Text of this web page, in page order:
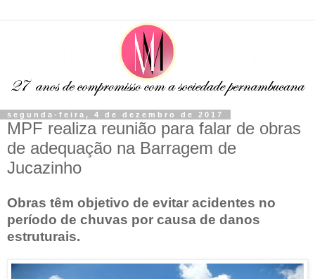
segunda-feira, 4 de dezembro de 2017
MPF realiza reunião para falar de obras
de adequação na Barragem de
Jucazinho
Obras têm objetivo de evitar acidentes no
período de chuvas por causa de danos
estruturais.